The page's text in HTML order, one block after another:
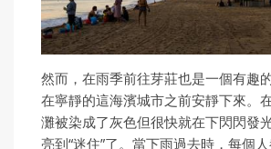
然而，在雨季前往芽莊也是一個有趣
在寧靜的這海濱城市之前安靜下來。
灘被染成了灰色但很快就在下閃閃發
亮到“迷住”了。當下雨過去時，每個